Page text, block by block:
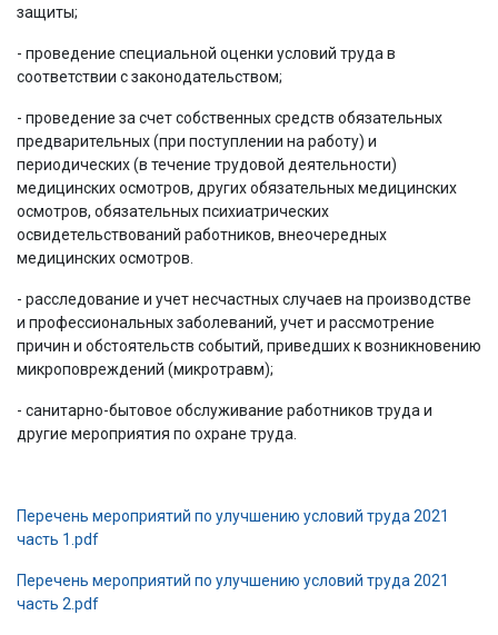
защиты;
- проведение специальной оценки условий труда в
соответствии с законодательством;
- проведение за счет собственных средств обязательных
предварительных (при поступлении на работу) и
периодических (в течение трудовой деятельности)
медицинских осмотров, других обязательных медицинских
осмотров, обязательных психиатрических
освидетельствований работников, внеочередных
медицинских осмотров.
- расследование и учет несчастных случаев на производстве
и профессиональных заболеваний, учет и рассмотрение
причин и обстоятельств событий, приведших к возникновению
микроповреждений (микротравм);
- санитарно-бытовое обслуживание работников труда и
другие мероприятия по охране труда.
Перечень мероприятий по улучшению условий труда 2021
часть 1.pdf
Перечень мероприятий по улучшению условий труда 2021
часть 2.pdf